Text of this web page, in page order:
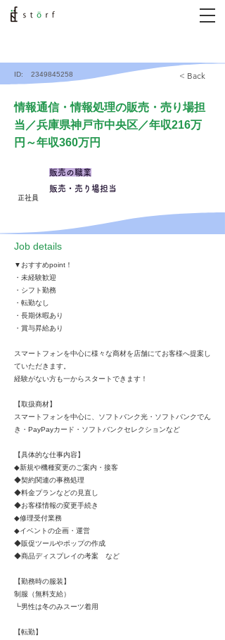
ID: 2349845258 < Back
情報通信・情報処理の販売・売り場担
当／兵庫県神戸市中央区／年収216万
円～年収360万円
正社員
販売の職業
販売・売り場担当
​Job details
▼おすすめpoint！
・未経験歓迎
・シフト勤務
・転勤なし
・長期休暇あり
・賞与昇給あり
スマートフォンを中心に様々な商材を店舗にてお客様へ提案し
ていただきます。
経験がない方も一からスタートできます！
【取扱商材】
スマートフォンを中心に、ソフトバンク光・ソフトバンクでん
き・PayPayカード・ソフトバンクセレクションなど
【具体的な仕事内容】
◆新規や機種変更のご案内・接客
◆契約関連の事務処理
◆料金プランなどの見直し
◆お客様情報の変更手続き
◆修理受付業務
◆イベントの企画・運営
◆販促ツールやポップの作成
◆商品ディスプレイの考案 など
【勤務時の服装】
制服（無料支給）
┗男性は冬のみスーツ着用
【転勤】